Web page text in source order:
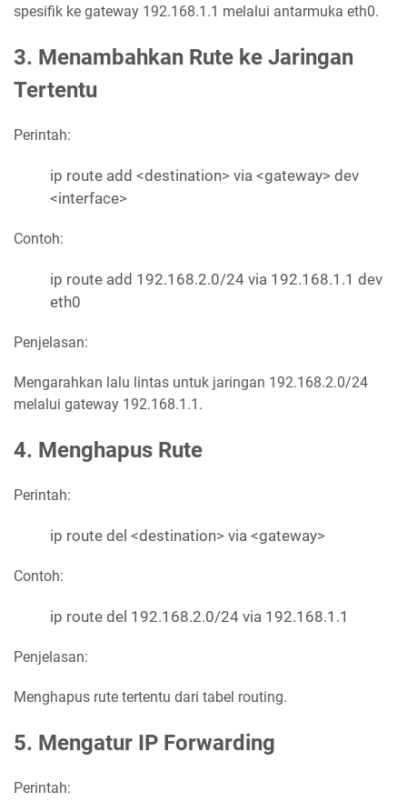
spesifik ke gateway 192.168.1.1 melalui antarmuka eth0.
3. Menambahkan Rute ke Jaringan
Tertentu
Perintah:
ip route add <destination> via <gateway> dev
<interface>
Contoh:
ip route add 192.168.2.0/24 via 192.168.1.1 dev
eth0
Penjelasan:
Mengarahkan lalu lintas untuk jaringan 192.168.2.0/24
melalui gateway 192.168.1.1.
4. Menghapus Rute
Perintah:
ip route del <destination> via <gateway>
Contoh:
ip route del 192.168.2.0/24 via 192.168.1.1
Penjelasan:
Menghapus rute tertentu dari tabel routing.
5. Mengatur IP Forwarding
Perintah: